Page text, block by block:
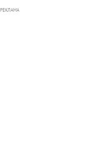
РЕКЛАМА